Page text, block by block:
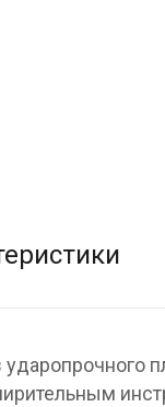
ударопрочного